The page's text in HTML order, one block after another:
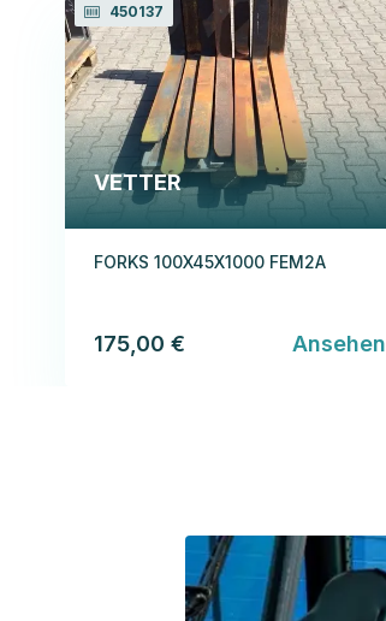
450137
VETTER
FORKS 100X45X1000 FEM2A
175,00 € Ansehen